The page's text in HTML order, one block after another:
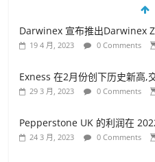
Exness 在2月份创下历史新高,
29 3 月, 2023 0 Comments
Pepperstone UK 的利润在
24 3 月, 2023 0 Comments
The Most Innovative Fintech
3 10 月, 2022 0 Comments